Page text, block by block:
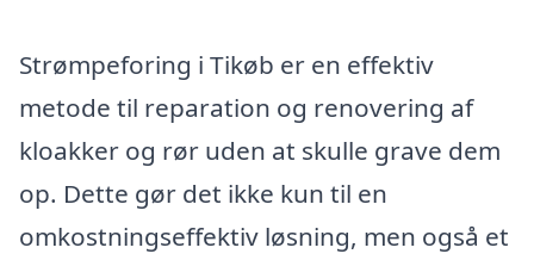
Strømpeforing i Tikøb er en effektiv
metode til reparation og renovering af
kloakker og rør uden at skulle grave dem
op. Dette gør det ikke kun til en
omkostningseffektiv løsning, men også et